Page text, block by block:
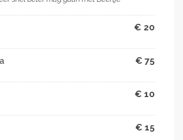
€ 20
€ 75
€ 10
€ 15